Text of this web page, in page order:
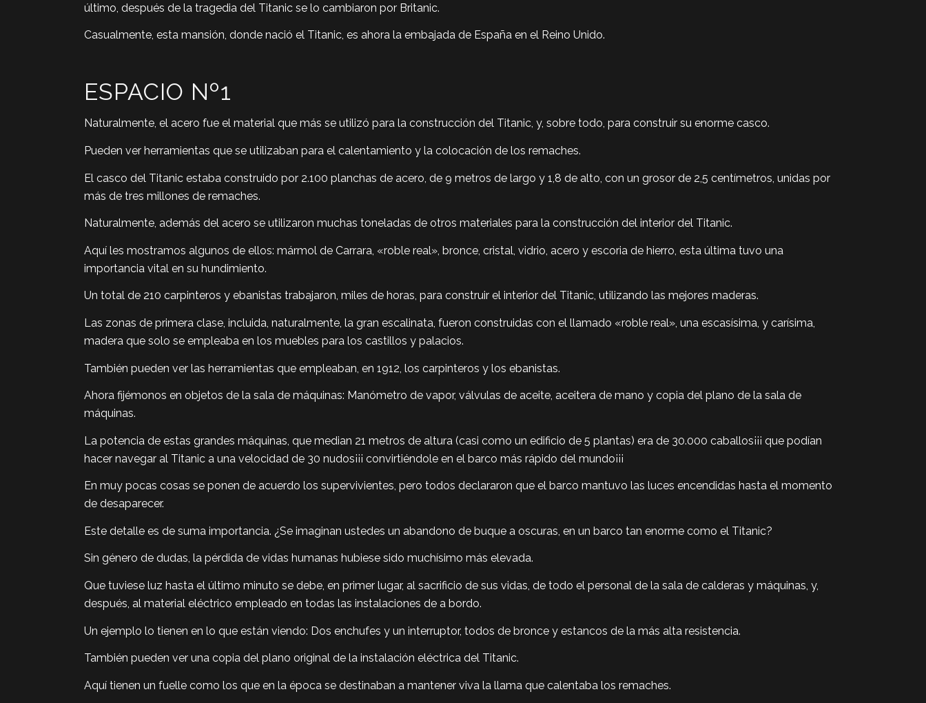
último, después de la tragedia del Titanic se lo cambiaron por Britanic.
Casualmente, esta mansión, donde nació el Titanic, es ahora la embajada de España en el Reino Unido.
ESPACIO Nº1
Naturalmente, el acero fue el material que más se utilizó para la construcción del Titanic, y, sobre todo, para construir su enorme casco.
Pueden ver herramientas que se utilizaban para el calentamiento y la colocación de los remaches.
El casco del Titanic estaba construido por 2.100 planchas de acero, de 9 metros de largo y 1,8 de alto, con un grosor de 2,5 centímetros, unidas por
más de tres millones de remaches.
Naturalmente, además del acero se utilizaron muchas toneladas de otros materiales para la construcción del interior del Titanic.
Aquí les mostramos algunos de ellos: mármol de Carrara, «roble real», bronce, cristal, vidrio, acero y escoria de hierro, esta última tuvo una
importancia vital en su hundimiento.
Un total de 210 carpinteros y ebanistas trabajaron, miles de horas, para construir el interior del Titanic, utilizando las mejores maderas.
Las zonas de primera clase, incluida, naturalmente, la gran escalinata, fueron construidas con el llamado «roble real», una escasísima, y carísima,
madera que solo se empleaba en los muebles para los castillos y palacios.
También pueden ver las herramientas que empleaban, en 1912, los carpinteros y los ebanistas.
Ahora fijémonos en objetos de la sala de máquinas: Manómetro de vapor, válvulas de aceite, aceitera de mano y copia del plano de la sala de
máquinas.
La potencia de estas grandes máquinas, que median 21 metros de altura (casi como un edificio de 5 plantas) era de 30.000 caballos¡¡¡ que podían
hacer navegar al Titanic a una velocidad de 30 nudos¡¡¡ convirtiéndole en el barco más rápido del mundo¡¡¡
En muy pocas cosas se ponen de acuerdo los supervivientes, pero todos declararon que el barco mantuvo las luces encendidas hasta el momento
de desaparecer.
Este detalle es de suma importancia. ¿Se imaginan ustedes un abandono de buque a oscuras, en un barco tan enorme como el Titanic?
Sin género de dudas, la pérdida de vidas humanas hubiese sido muchísimo más elevada.
Que tuviese luz hasta el último minuto se debe, en primer lugar, al sacrificio de sus vidas, de todo el personal de la sala de calderas y máquinas, y,
después, al material eléctrico empleado en todas las instalaciones de a bordo.
Un ejemplo lo tienen en lo que están viendo: Dos enchufes y un interruptor, todos de bronce y estancos de la más alta resistencia.
También pueden ver una copia del plano original de la instalación eléctrica del Titanic.
Aquí tienen un fuelle como los que en la época se destinaban a mantener viva la llama que calentaba los remaches.